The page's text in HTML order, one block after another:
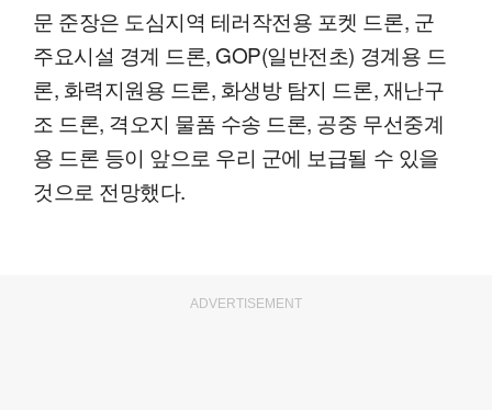
문 준장은 도심지역 테러작전용 포켓 드론, 군
주요시설 경계 드론, GOP(일반전초) 경계용 드
론, 화력지원용 드론, 화생방 탐지 드론, 재난구
조 드론, 격오지 물품 수송 드론, 공중 무선중계
용 드론 등이 앞으로 우리 군에 보급될 수 있을
것으로 전망했다.
ADVERTISEMENT